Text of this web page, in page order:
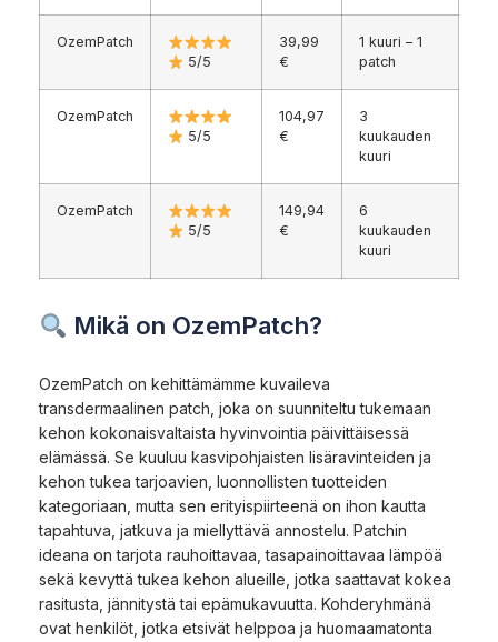
OzemPatch
5/5
39,99
€
1 kuuri – 1
patch
OzemPatch
5/5
104,97
€
3
kuukauden
kuuri
OzemPatch
5/5
149,94
€
6
kuukauden
kuuri
Mikä on OzemPatch?
OzemPatch on kehittämämme kuvaileva
transdermaalinen patch, joka on suunniteltu tukemaan
kehon kokonaisvaltaista hyvinvointia päivittäisessä
elämässä. Se kuuluu kasvipohjaisten lisäravinteiden ja
kehon tukea tarjoavien, luonnollisten tuotteiden
kategoriaan, mutta sen erityispiirteenä on ihon kautta
tapahtuva, jatkuva ja miellyttävä annostelu. Patchin
ideana on tarjota rauhoittavaa, tasapainoittavaa lämpöä
sekä kevyttä tukea kehon alueille, jotka saattavat kokea
rasitusta, jännitystä tai epämukavuutta. Kohderyhmänä
ovat henkilöt, jotka etsivät helppoa ja huomaamatonta